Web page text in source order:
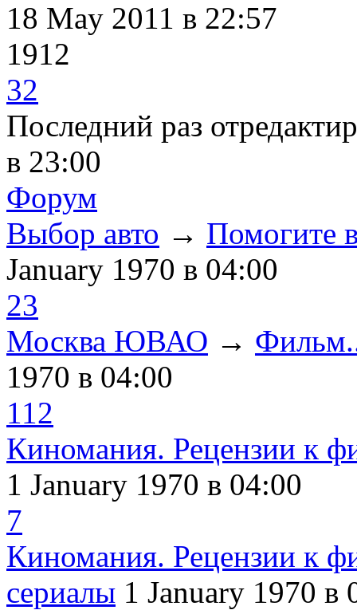
18 May 2011 в 22:57
1912
32
Последний раз
в 23:00
Форум
Выбор авто → Помогите
January 1970 в 04:00
23
Москва ЮВАО →
1970 в 04:00
112
Киномания. Рецензии к
1 January 1970 в 04:00
7
Киномания. Рецензии к
сериалы 1 January 1970 в